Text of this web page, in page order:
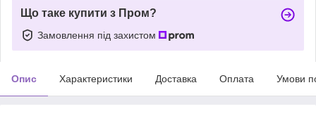
Що таке купити з Пром?
Замовлення під захистом
Опис Характеристики Доставка Оплата Умови